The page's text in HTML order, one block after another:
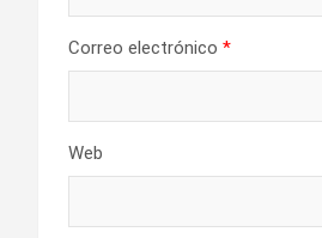
Correo electrónico *
Web